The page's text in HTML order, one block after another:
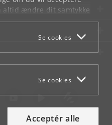
altid ændre dit samtykke
som du finder i
Se cookies
Se cookies
Acceptér alle